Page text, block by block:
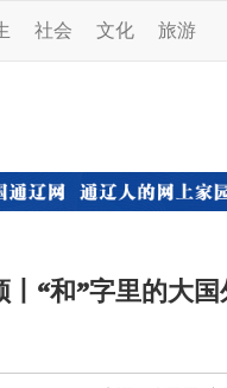
社会 文化 旅游
丨“和”字里的大国